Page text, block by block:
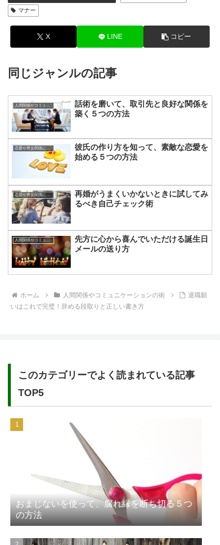
マナー
X LINE コピー
同じジャンルの記事
人間関係やコミュニケーションの術
話術を磨いて、取引先と良好な関係を
築く５つの方法
恋愛や男女関係についてのあれこれ
彼氏の作り方を知って、素敵な恋愛を
始める５つの方法
恋愛や男女関係についてのあれこれ
再婚がうまくいかないときに試してみ
るべき自己チェック術
人間関係やコミュニケーションの術
先方に心から喜んでいただける誕生日
メールの送り方
ホーム 人間関係やコミュニケーションの術
退職願
いはこれで完璧！辞める段取りと正しい書き方
このカテゴリーでよく読まれている記事
TOP5
おまじないを使って、腐れ縁を断ち切る５つ
の方法